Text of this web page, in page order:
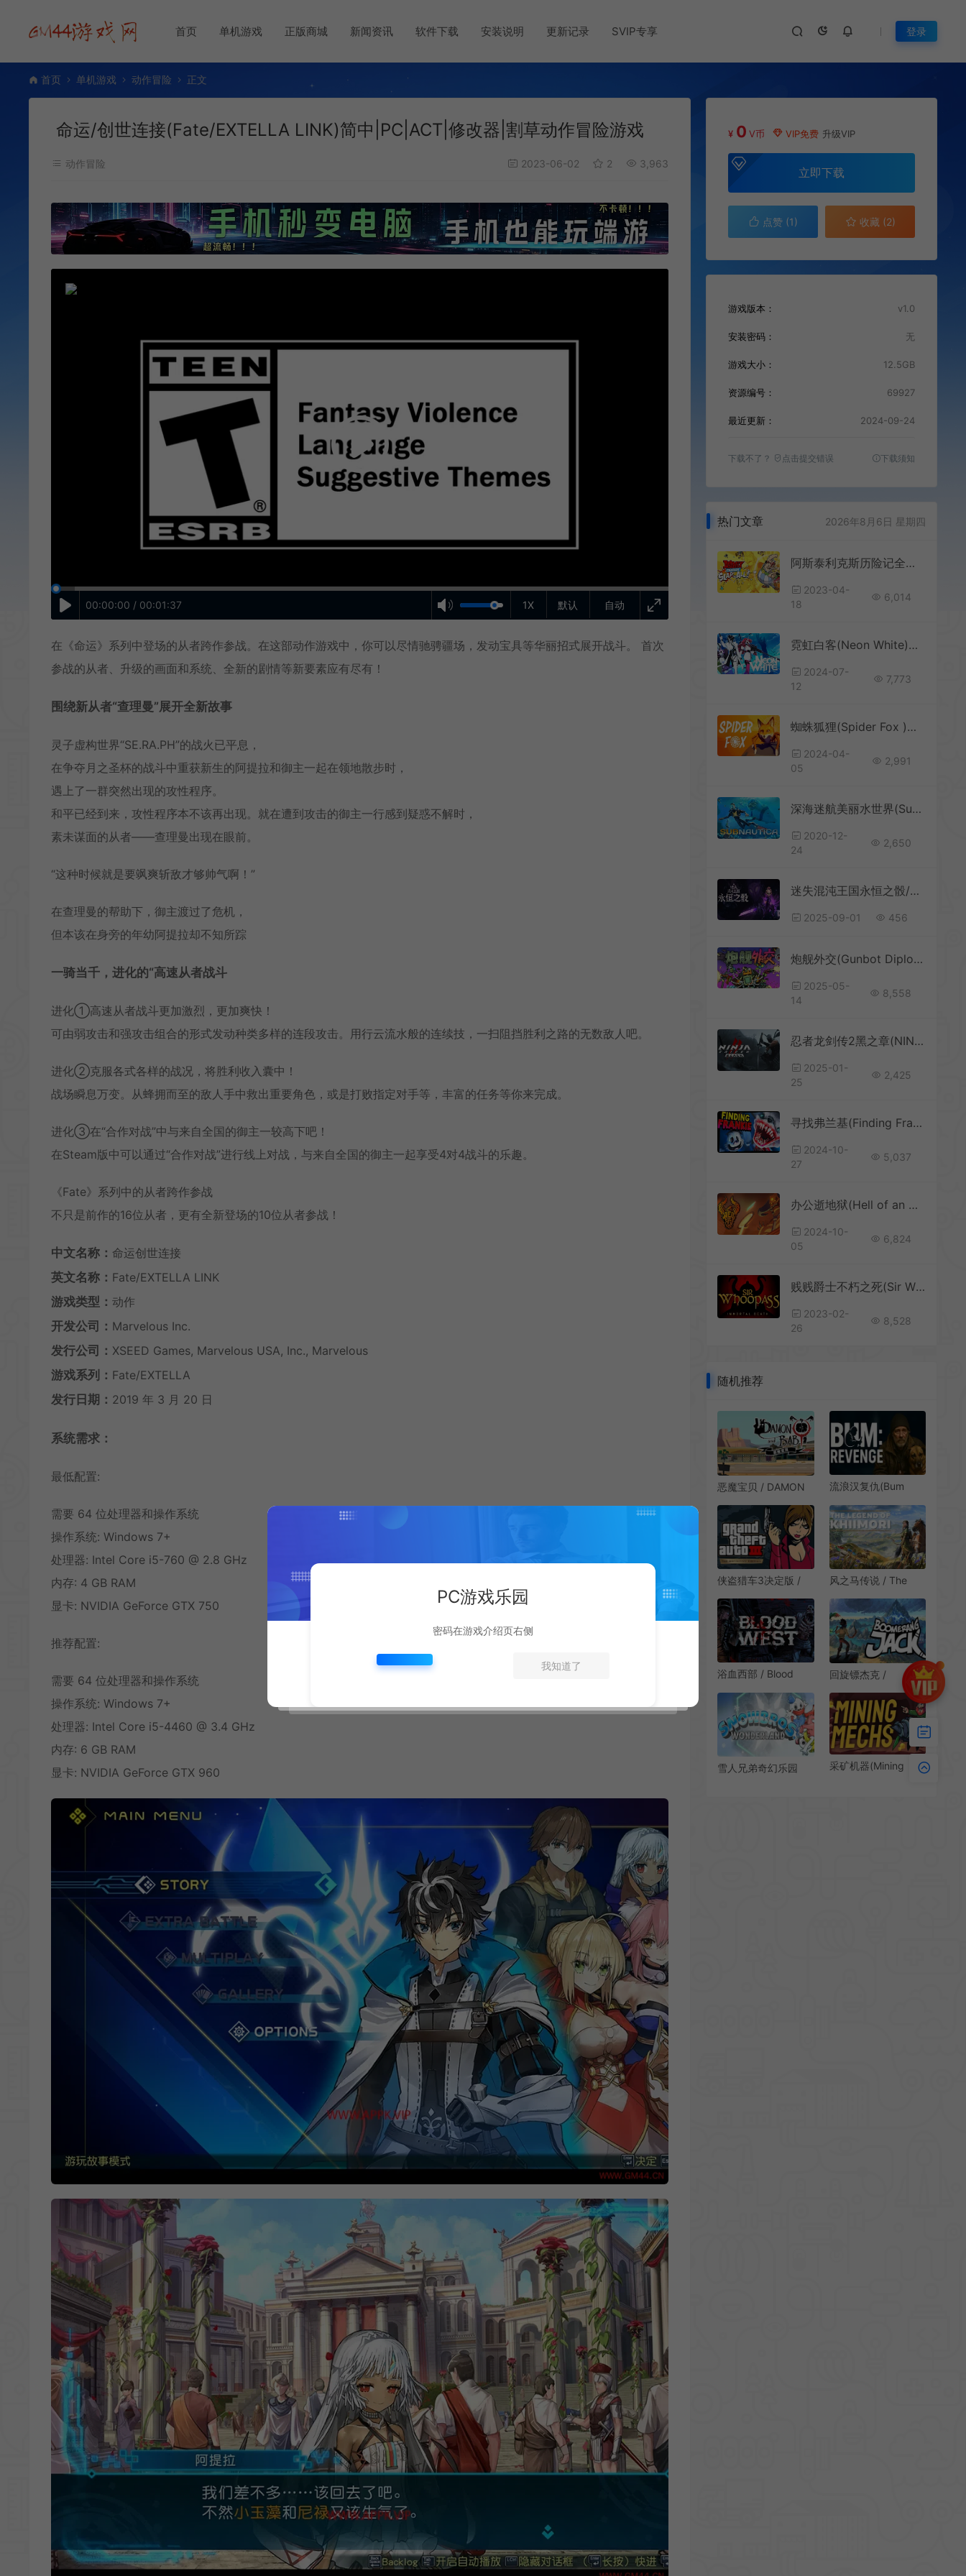
首页 单机游戏 正版商城 新闻资讯 软件下载 安装说明 更新记录 SVIP专享 登录
首页 单机游戏 动作冒险 正文
命运/创世连接(Fate/EXTELLA LINK)简中|PC|ACT|修改器|割草动作冒险游戏
动作冒险 2023-06-02 2 3,963
自动
1X 默认
00:00:00 / 00:01:37
在《命运》系列中登场的从者跨作参战。在这部动作游戏中，你可以尽情驰骋疆场，发动宝具等华丽招式展开战斗。 首次
参战的从者、升级的画面和系统、全新的剧情等新要素应有尽有！
围绕新从者“查理曼”展开全新故事
灵子虚构世界“SE.RA.PH”的战火已平息，
在争夺月之圣杯的战斗中重获新生的阿提拉和御主一起在领地散步时，
遇上了一群突然出现的攻性程序。
和平已经到来，攻性程序本不该再出现。就在遭到攻击的御主一行感到疑惑不解时，
素未谋面的从者——查理曼出现在眼前。
“这种时候就是要飒爽斩敌才够帅气啊！”
在查理曼的帮助下，御主渡过了危机，
但本该在身旁的年幼阿提拉却不知所踪
一骑当千，进化的“高速从者战斗
进化①高速从者战斗更加激烈，更加爽快！
可由弱攻击和强攻击组合的形式发动种类多样的连段攻击。用行云流水般的连续技，一扫阻挡胜利之路的无数敌人吧。
进化②克服各式各样的战况，将胜利收入囊中！
战场瞬息万变。从蜂拥而至的敌人手中救出重要角色，或是打败指定对手等，丰富的任务等你来完成。
进化③在“合作对战”中与来自全国的御主一较高下吧！
在Steam版中可以通过“合作对战”进行线上对战，与来自全国的御主一起享受4对4战斗的乐趣。
《Fate》系列中的从者跨作参战
不只是前作的16位从者，更有全新登场的10位从者参战！
中文名称： 命运创世连接
英文名称： Fate/EXTELLA LINK
游戏类型： 动作
开发公司： Marvelous Inc.
发行公司： XSEED Games, Marvelous USA, Inc., Marvelous
游戏系列： Fate/EXTELLA
发行日期： 2019 年 3 月 20 日
系统需求：
最低配置:
需要 64 位处理器和操作系统
操作系统: Windows 7+
处理器: Intel Core i5-760 @ 2.8 GHz
内存: 4 GB RAM
显卡: NVIDIA GeForce GTX 750
推荐配置:
需要 64 位处理器和操作系统
操作系统: Windows 7+
处理器: Intel Core i5-4460 @ 3.4 GHz
内存: 6 GB RAM
显卡: NVIDIA GeForce GTX 960
¥ 0 V币 VIP免费 升级VIP
立即下载
点赞 (1) 收藏 (2)
游戏版本： v1.0
安装密码： 无
游戏大小： 12.5GB
资源编号： 69927
最近更新： 2024-09-24
下载不了？ 点击提交错误 下载须知
热门文章 2026年8月6日 星期四
阿斯泰利克斯历险记全拍飞(Asterix & Obelix: Slap them All)卡通横版动作游戏|下载
2023-04-
18
6,014
霓虹白客(Neon White)第一人称动作平台游戏|下载
2024-07-
12
7,773
蜘蛛狐狸(Spider Fox )简中|PC|ACT|单人动作冒险游戏
2024-04-
05
2,991
深海迷航美丽水世界(Subnautica)第一人称海洋冒险游戏|下载
2020-12-
24
2,650
迷失混沌王国永恒之骰/肉鸽动作游戏 Lost in Random The Eternal Die 下载
2025-09-01 456
炮舰外交(Gunbot Diplomacy)末日废土幸存者动作游戏|下载
2025-05-
14
8,558
忍者龙剑传2黑之章(NINJA GAIDEN 2 Black)刺客动作游戏|下载
2025-01-
25
2,425
寻找弗兰基(Finding Frankie)恐怖跑酷游戏|单机|中文|动作|免费下载
2024-10-
27
5,037
办公逝地狱(Hell of an Office)简中|PC|ACT|3D平台竞速跑酷游戏
2024-10-
05
6,824
贱贱爵士不朽之死(Sir Whoopass Immortal Death)恶搞动作冒险游戏|下载
2023-02-
26
8,528
随机推荐
恶魔宝贝 / DAMON
流浪汉复仇(Bum
浪汉犯罪沙盒游戏|下
载
侠盗猎车3决定版 /
The Definitive
Edition 开放世界动作
游戏
风之马传说 / The
开放世界生存冒险游
戏
浴血西部 / Blood
回旋镖杰克 /
Boomerang Jack 动
能战斗动作冒险RPG
游戏
雪人兄弟奇幻乐园
采矿机器(Mining
PC游戏乐园
密码在游戏介绍页右侧
我知道了